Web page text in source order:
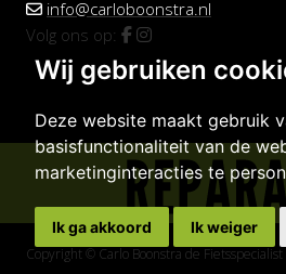
info@carloboonstra.nl
Volg ons op:
Copyright © Carlo Boonstra de
Wij gebruiken
Deze website maakt gebruik
basisfunctionaliteit van de
marketinginteracties te
Ik ga akkoord Ik weiger